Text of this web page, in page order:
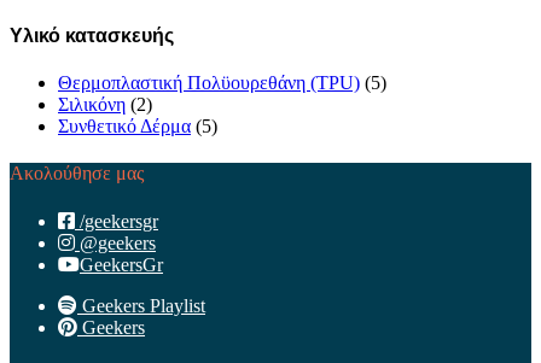
Υλικό κατασκευής
Θερμοπλαστική Πολϋουρεθάνη (TPU) (5)
Σιλικόνη (2)
Συνθετικό Δέρμα (5)
Ακολούθησε μας
/geekersgr
@geekers
GeekersGr
Geekers Playlist
Geekers